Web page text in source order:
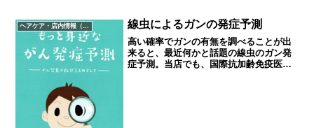
ヘアケア・店内情報（キャンペーン以外）など 線虫によるガンの発症予測
高い確率でガンの有無を調べることが出
来ると、最近何かと話題の線虫のガン発
症予測。当店でも、国際抗加齢免疫医学